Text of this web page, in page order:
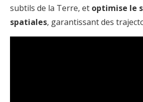
subtils de la Terre, et optimise le
spatiales, garantissant des